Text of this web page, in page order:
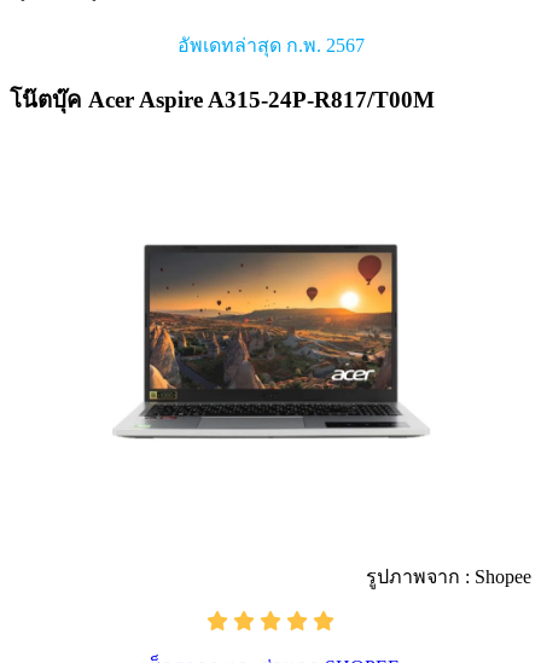
อัพเดทล่าสุด ก.พ. 2567
โน๊ตบุ๊ค Acer Aspire A315-24P-R817/T00M
รูปภาพจาก : Shopee